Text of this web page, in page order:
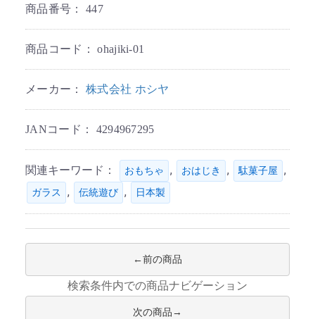
商品番号： 447
商品コード：ohajiki-01
メーカー： 株式会社 ホシヤ
JANコード： 4294967295
関連キーワード： おもちゃ , おはじき , 駄菓子屋 ,
ガラス , 伝統遊び , 日本製
前の商品
検索条件内での商品ナビゲーション
次の商品